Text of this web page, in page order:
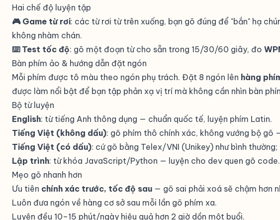
Hai chế độ luyện tập
🎮 Game từ rơi: các từ rơi từ trên xuống, bạn gõ đúng để "bắn" hạ
không nhàm chán.
⌨️ Test tốc độ: gõ một đoạn từ cho sẵn trong 15/30/60 giây, đo
Bàn phím ảo & hướng dẫn đặt ngón
Mỗi phím được tô màu theo ngón phụ trách. Đặt 8 ngón lên hàng
được làm nổi bật để bạn tập phản xạ vị trí mà không cần nhìn bàn
Bộ từ luyện
English: từ tiếng Anh thông dụng — chuẩn quốc tế, luyện phím Latin.
Tiếng Việt (không dấu): gõ phím thô chính xác, không vướng bộ gõ
Tiếng Việt (có dấu): cứ gõ bằng Telex/VNI (Unikey) như bình
Lập trình: từ khóa JavaScript/Python — luyện cho dev quen gõ code.
Mẹo gõ nhanh hơn
Ưu tiên chính xác trước, tốc độ sau — gõ sai phải xoá sẽ chậm hơn
Luôn đưa ngón về hàng cơ sở sau mỗi lần gõ phím xa.
Luyện đều 10–15 phút/ngày hiệu quả hơn 2 giờ dồn một buổi.